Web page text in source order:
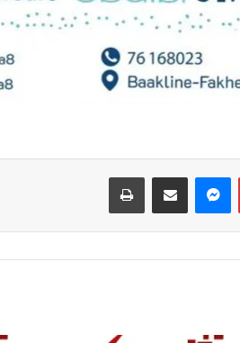
بينتيريستماسنجر مشاركة عبر البريد طباعة